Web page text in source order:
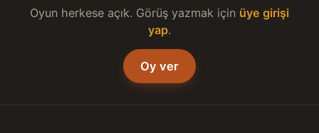
Oyun herkese açık. Görüş yazmak için üye girişi
yap.
Oy ver